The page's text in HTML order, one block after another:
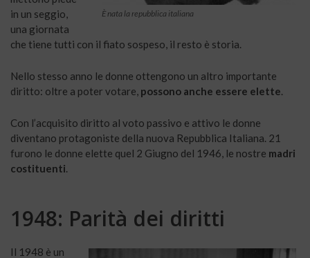
È nata la repubblica italiana
in un seggio,
una giornata
che tiene tutti con il fiato sospeso, il resto è storia.
Nello stesso anno le donne ottengono un altro importante
diritto: oltre a poter votare, possono anche essere elette.
Con l’acquisito diritto al voto passivo e attivo le donne
diventano protagoniste della nuova Repubblica Italiana. 21
furono le donne elette quel 2 Giugno del 1946, le nostre madri
costituenti.
1948: Parità dei diritti
Il 1948 è un